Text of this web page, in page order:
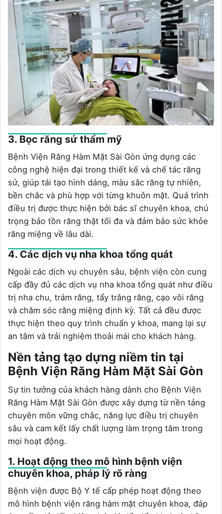
3. Bọc răng sứ thẩm mỹ
Bệnh Viện Răng Hàm Mặt Sài Gòn ứng dụng các
công nghệ hiện đại trong thiết kế và chế tác răng
sứ, giúp tái tạo hình dáng, màu sắc răng tự nhiên,
bền chắc và phù hợp với từng khuôn mặt. Quá trình
điều trị được thực hiện bởi bác sĩ chuyên khoa, chú
trọng bảo tồn răng thật tối đa và đảm bảo sức khỏe
răng miệng về lâu dài.
4. Các dịch vụ nha khoa tổng quát
Ngoài các dịch vụ chuyên sâu, bệnh viện còn cung
cấp đầy đủ các dịch vụ nha khoa tổng quát như điều
trị nha chu, trám răng, tẩy trắng răng, cạo vôi răng
và chăm sóc răng miệng định kỳ. Tất cả đều được
thực hiện theo quy trình chuẩn y khoa, mang lại sự
an tâm và trải nghiệm thoải mái cho khách hàng.
Nền tảng tạo dựng niềm tin tại
Bệnh Viện Răng Hàm Mặt Sài Gòn
Sự tin tưởng của khách hàng dành cho Bệnh Viện
Răng Hàm Mặt Sài Gòn được xây dựng từ nền tảng
chuyên môn vững chắc, năng lực điều trị chuyên
sâu và cam kết lấy chất lượng làm trọng tâm trong
mọi hoạt động.
1. Hoạt động theo mô hình bệnh viện
chuyên khoa, pháp lý rõ ràng
Bệnh viện được Bộ Y tế cấp phép hoạt động theo
mô hình bệnh viện răng hàm mặt chuyên khoa, đáp